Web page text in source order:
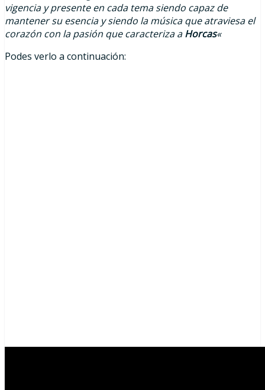
vigencia y presente en cada tema siendo capaz de
mantener su esencia y siendo la música que atraviesa el
corazón con la pasión que caracteriza aHorcas«
Podes verlo a continuación: